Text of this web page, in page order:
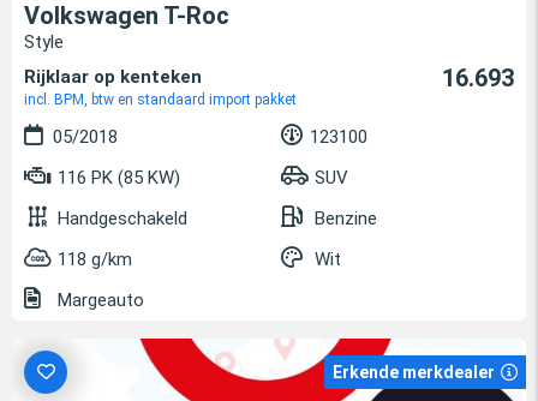
Volkswagen T-Roc
Style
Rijklaar op kenteken
incl. BPM, btw en standaard import pakket
16.693
05/2018
123100
116 PK (85 KW)
SUV
Handgeschakeld
Benzine
118 g/km
Wit
Margeauto
Erkende merkdealer